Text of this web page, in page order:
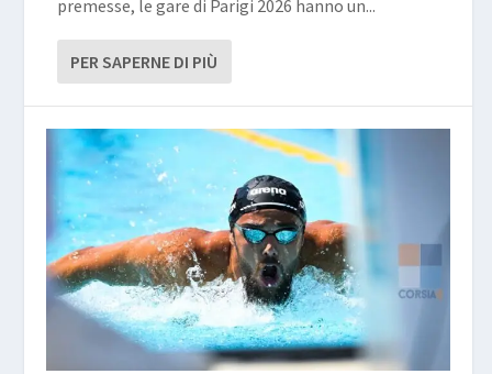
premesse, le gare di Parigi 2026 hanno un...
PER SAPERNE DI PIÙ